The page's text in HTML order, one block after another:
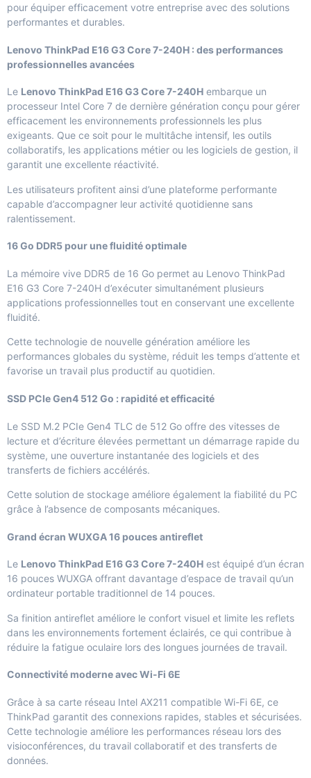
pour équiper efficacement votre entreprise avec des solutions
performantes et durables.
Lenovo ThinkPad E16 G3 Core 7-240H : des performances
professionnelles avancées
Le Lenovo ThinkPad E16 G3 Core 7-240H embarque un
processeur Intel Core 7 de dernière génération conçu pour gérer
efficacement les environnements professionnels les plus
exigeants. Que ce soit pour le multitâche intensif, les outils
collaboratifs, les applications métier ou les logiciels de gestion, il
garantit une excellente réactivité.
Les utilisateurs profitent ainsi d’une plateforme performante
capable d’accompagner leur activité quotidienne sans
ralentissement.
16 Go DDR5 pour une fluidité optimale
La mémoire vive DDR5 de 16 Go permet au Lenovo ThinkPad
E16 G3 Core 7-240H d’exécuter simultanément plusieurs
applications professionnelles tout en conservant une excellente
fluidité.
Cette technologie de nouvelle génération améliore les
performances globales du système, réduit les temps d’attente et
favorise un travail plus productif au quotidien.
SSD PCIe Gen4 512 Go : rapidité et efficacité
Le SSD M.2 PCIe Gen4 TLC de 512 Go offre des vitesses de
lecture et d’écriture élevées permettant un démarrage rapide du
système, une ouverture instantanée des logiciels et des
transferts de fichiers accélérés.
Cette solution de stockage améliore également la fiabilité du PC
grâce à l’absence de composants mécaniques.
Grand écran WUXGA 16 pouces antireflet
Le Lenovo ThinkPad E16 G3 Core 7-240H est équipé d’un écran
16 pouces WUXGA offrant davantage d’espace de travail qu’un
ordinateur portable traditionnel de 14 pouces.
Sa finition antireflet améliore le confort visuel et limite les reflets
dans les environnements fortement éclairés, ce qui contribue à
réduire la fatigue oculaire lors des longues journées de travail.
Connectivité moderne avec Wi-Fi 6E
Grâce à sa carte réseau Intel AX211 compatible Wi-Fi 6E, ce
ThinkPad garantit des connexions rapides, stables et sécurisées.
Cette technologie améliore les performances réseau lors des
visioconférences, du travail collaboratif et des transferts de
données.